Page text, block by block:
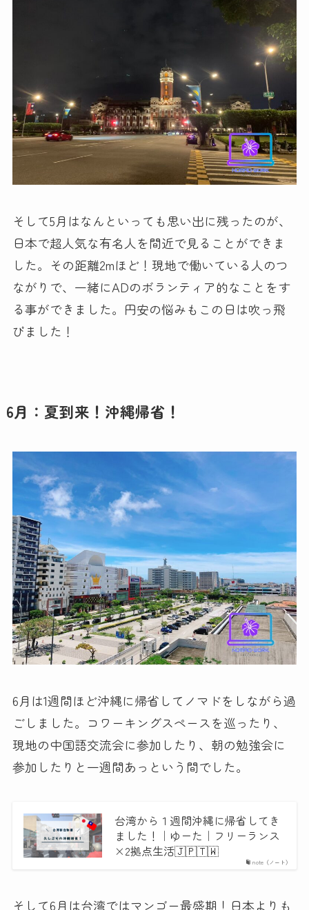
そして5月はなんといっても思い出に残ったのが、
日本で超人気な有名人を間近で見ることができま
した。その距離2mほど！現地で働いている人のつ
ながりで、一緒にADのボランティア的なことをす
る事ができました。円安の悩みもこの日は吹っ飛
びました！
6月：夏到来！沖縄帰省！
6月は1週間ほど沖縄に帰省してノマドをしながら過
ごしました。コワーキングスペースを巡ったり、
現地の中国語交流会に参加したり、朝の勉強会に
参加したりと一週間あっという間でした。
note（ノート）
台湾から１週間沖縄に帰省してき
ました！｜ゆーた｜フリーランス
×2拠点生活🇯🇵🇹🇼
そして6月は台湾ではマンゴー最盛期！日本よりも